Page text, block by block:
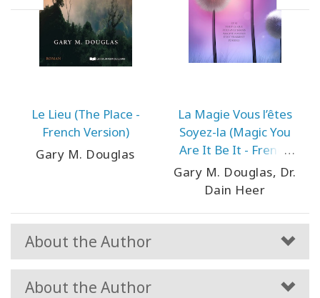
Le Lieu (The Place -
French Version)
Gary M. Douglas
La Magie Vous l’êtes
Soyez-la (Magic You
Are It Be It - French
Version)
Gary M. Douglas, Dr.
Dain Heer
About the Author
About the Author